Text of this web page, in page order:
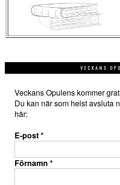
VECKANS
Veckans Opulens kommer
Du kan när som helst avsluta
här:
E-post*
Förnamn *